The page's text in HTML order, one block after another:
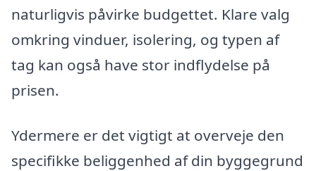
naturligvis påvirke budgettet. Klare valg
omkring vinduer, isolering, og typen af
tag kan også have stor indflydelse på
prisen.
Ydermere er det vigtigt at overveje den
specifikke beliggenhed af din byggegrund